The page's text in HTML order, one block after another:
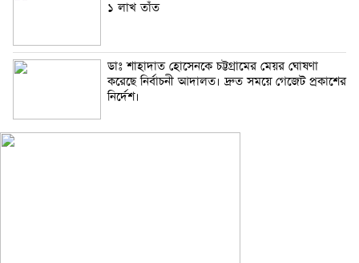
১ লাখ তাঁত
ডাঃ শাহাদাত হোসেনকে চট্টগ্রামের মেয়র ঘোষণা
করেছে নির্বাচনী আদালত। দ্রুত সময়ে গেজেট প্রকাশের
নির্দেশ।